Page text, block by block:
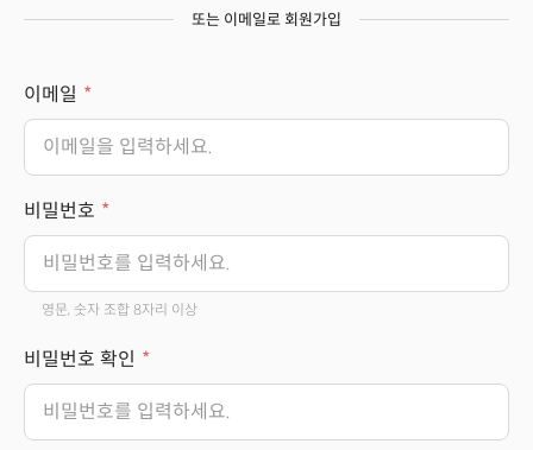
또는 이메일로 회원가입
이메일
비밀번호
영문, 숫자 조합 8자리 이상
비밀번호 확인